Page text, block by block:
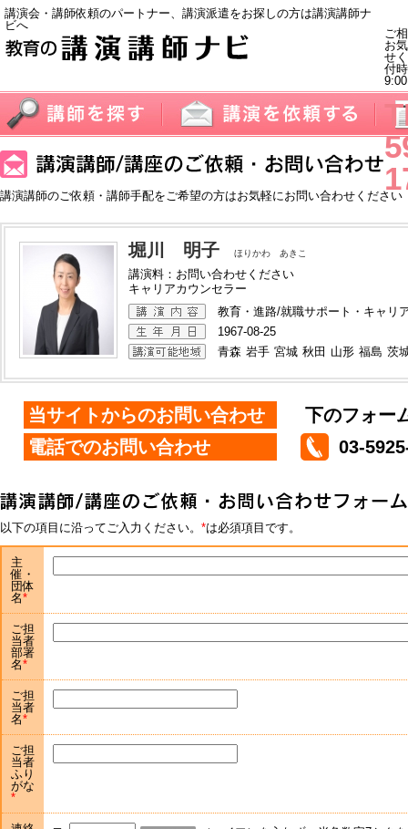
講演会・講師依頼のパートナー、講演派遣をお探しの方は講演講師ナ
ビへ
ご
お
せ
付
講演講師のご依頼・講師手配をご希望の方はお気軽にお問い合わせください
堀川 明子 ほりかわ あきこ
講演料：お問い合わせください
キャリアカウンセラー
教育・進路/就職サポート・キャリ
1967-08-25
青森 岩手 宮城 秋田 山形 福島 茨
当サイトからのお問い合わせ
下のフォー
電話でのお問い合わせ
03-
以下の項目に沿ってご入力ください。 は必須項目です。
主
催・
団体
名
ご担
当者
部署
名
ご担
当者
名
ご担
当者
ふり
がな